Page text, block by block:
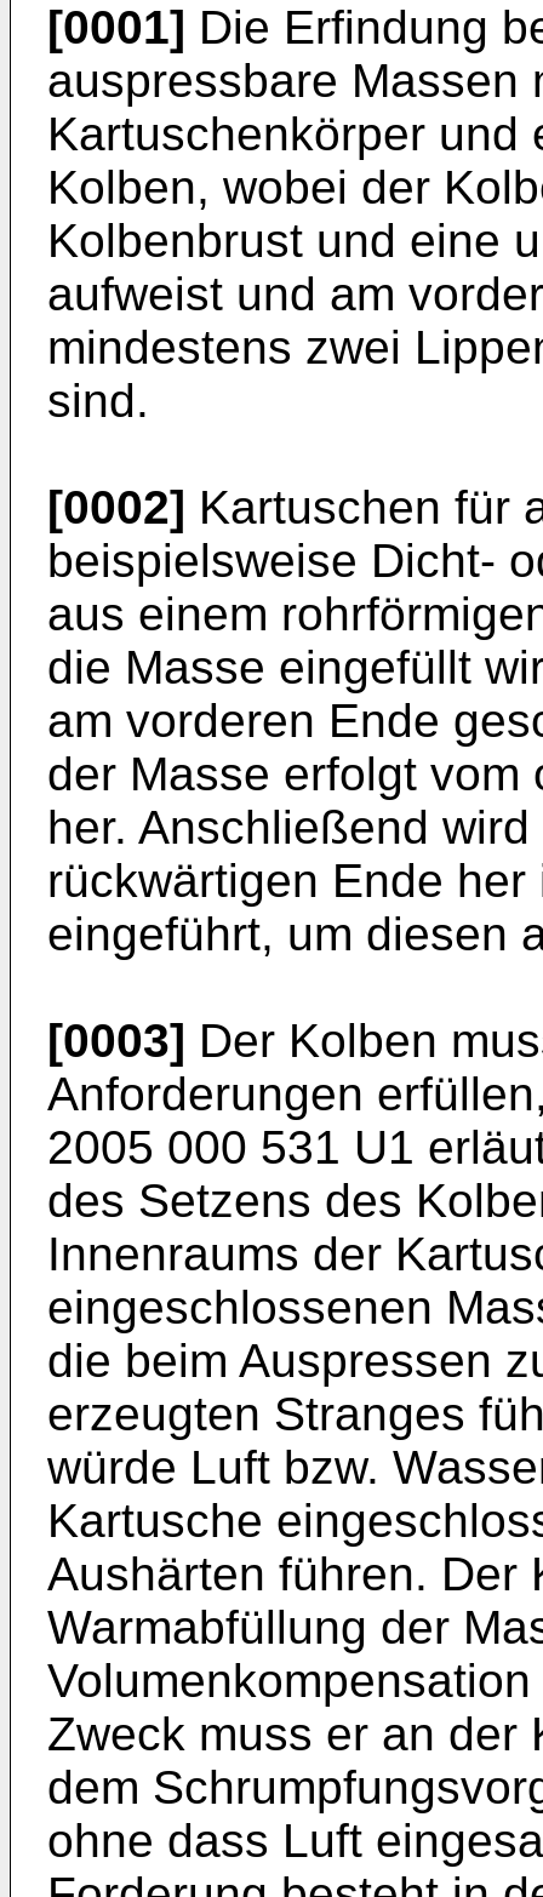
[0001] Die Erfindung
auspressbare Massen
Kartuschenkörper und
Kolben, wobei der
Kolbenbrust und eine
aufweist und am
mindestens zwei
sind.
[0002] Kartuschen für
beispielsweise Dicht-
aus einem
die Masse eingefüllt
am vorderen Ende
der Masse erfolgt vom
her. Anschließend
rückwärtigen Ende
eingeführt, um diesen
[0003] Der Kolben
Anforderungen
2005 000 531 U1
des Setzens des
Innenraums der
eingeschlossenen
die beim Auspressen
erzeugten Stranges
würde Luft bzw.
Kartusche
Aushärten führen. Der
Warmabfüllung der
Zweck muss er an der
dem
ohne dass Luft